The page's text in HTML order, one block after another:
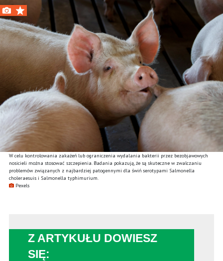
W celu kontrolowania zakażeń lub ograniczenia wydalania bakterii przez bezobjawowych
nosicieli można stosować szczepienia. Badania pokazują, że są skuteczne w zwalczaniu
problemów związanych z najbardziej patogennymi dla świń serotypami Salmonella
choleraesuis i Salmonella typhimurium.
Pexels
Z ARTYKUŁU DOWIESZ
SIĘ: